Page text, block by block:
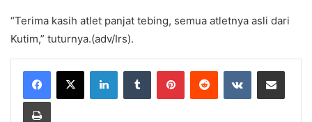
“Terima kasih atlet panjat tebing, semua atletnya asli dari
Kutim,” tuturnya.(adv/Irs).
LinkedInTumblr PinterestReddit VKontakteShare via Email
Print